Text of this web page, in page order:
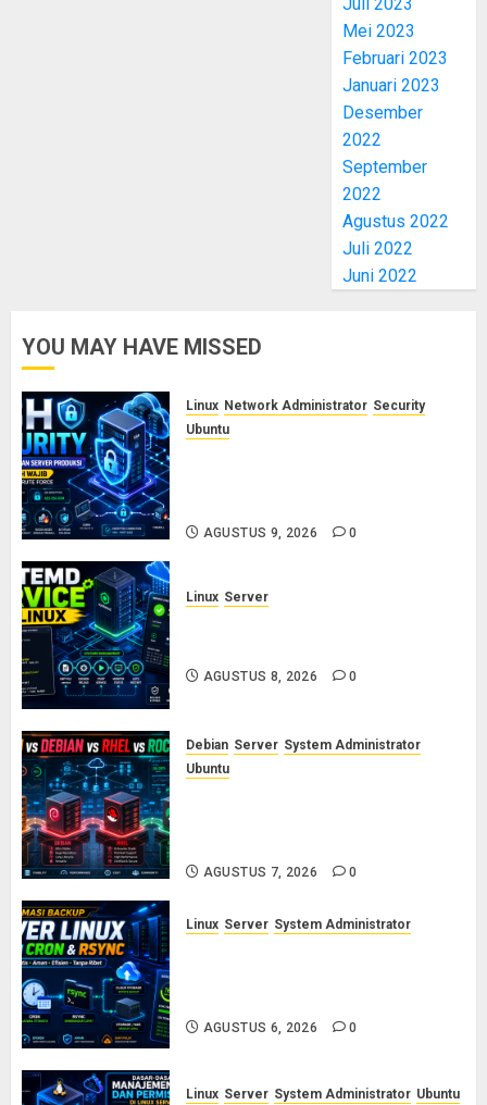
Mei 2023
Februari 2023
Januari 2023
Desember
2022
September
2022
Agustus 2022
Juli 2022
Juni 2022
YOU MAY HAVE MISSED
Linux Network Administrator Security
Ubuntu
AGUSTUS 9, 2026 0
Linux Server
AGUSTUS 8, 2026 0
Debian Server System Administrator
Ubuntu
AGUSTUS 7, 2026 0
Linux Server System Administrator
AGUSTUS 6, 2026 0
Linux Server System Administrator Ubuntu